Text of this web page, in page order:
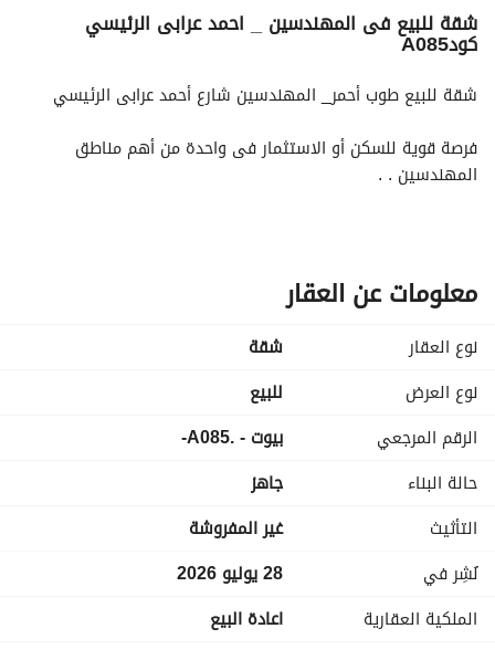
التفاصيل الاتجاهات والمؤشرات رهن عقاري
شقة للبيع فى المهندسين _ احمد عرابى الرئيسي
كودA085
شقة للبيع طوب أحمر_ المهندسين شارع أحمد عرابى الرئيسي
المهندسين . .
الشقة على شارع رئيسي مباشرة.
العمارة حديثة وراقية وشيك
الرئيسية
تفاصيل الشقة :
مساحة: 280م
الدور5
معلومات عن العقار
نوع العقار
شقة
نوع العرض
للبيع
الرقم المرجعي
بيوت - .A085-
حالة البناء
جاهز
التأثيث
غير المفروشة
نُشِر في
28 يوليو 2026
الملكية العقارية
اعادة البيع